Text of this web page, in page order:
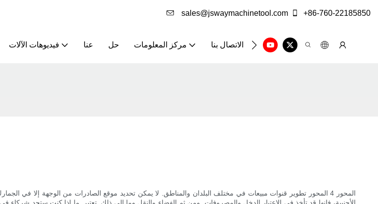
sales@jswaymachinetool.com +86-760-22185850
فيديوهات الآلات عنا حل مركز المعلومات الاتصال بنا